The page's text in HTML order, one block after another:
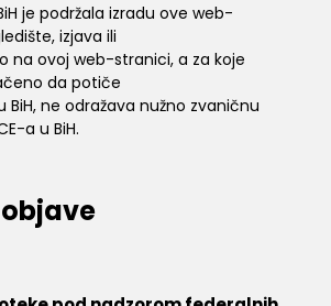
je podržala izradu ove web-
izjava ili
na ovoj web-stranici, a za koje
da potiče
BiH, ne odražava nužno zvaničnu
a u BiH.